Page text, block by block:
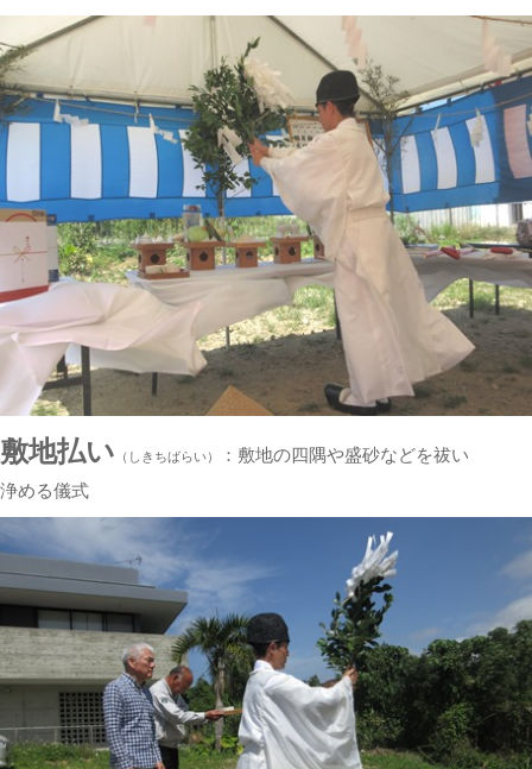
敷地払い （しきちばらい）
：敷地の四隅や盛砂などを祓い
浄める儀式